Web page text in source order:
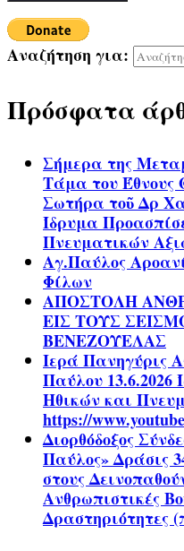
Αναζήτηση για:
Πρόσφατα
Σήμερα της
Τάμα του Έθνους
Σωτήρα τοῦ Δρ
Ίδρυμα
Πνευματικών
Αγ.Παύλος
Φίλων
ΑΠΟΣΤΟΛΗ
ΕΙΣ ΤΟΥΣ
ΒΕΝΕΖΟΥΕΛΑΣ
Ιερά Πανηγύρις
Παύλου 13.6.2026
Ηθικών και
https://
Διορθόδοξος
Παύλος» Δράσις
στους
Ανθρωπιστικές
Δραστηριότητες